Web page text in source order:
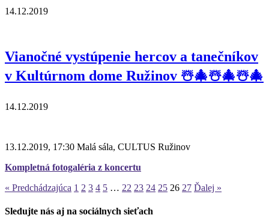
14.12.2019
Vianočné vystúpenie hercov a tanečníkov
v Kultúrnom dome Ružinov ☃️🎄☃️🎄☃️🎄
14.12.2019
13.12.2019, 17:30 Malá sála, CULTUS Ružinov
Kompletná fotogaléria z koncertu
« Predchádzajúca 1 2 3 4 5 … 22 23 24 25 26 27 Ďalej »
Sledujte nás aj na sociálnych sieťach